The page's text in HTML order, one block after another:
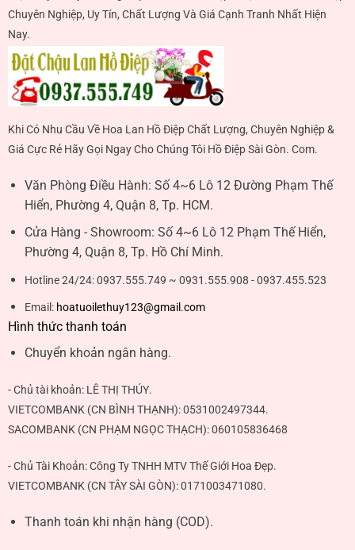
Chuyên Nghiệp, Uy Tín, Chất Lượng Và Giá Cạnh Tranh Nhất Hiện
Nay.
Khi Có Nhu Cầu Về Hoa Lan Hồ Điệp Chất Lượng, Chuyên Nghiệp &
Giá Cực Rẻ Hãy Gọi Ngay Cho Chúng Tôi Hồ Điệp Sài Gòn. Com.
Văn Phòng Điều Hành: Số 4~6 Lô 12 Đường Phạm Thế
Hiển, Phường 4, Quận 8, Tp. HCM.
Cửa Hàng - Showroom: Số 4~6 Lô 12 Phạm Thế Hiển,
Phường 4, Quận 8, Tp. Hồ Chí Minh.
Hotline 24/24:0937.555.749 ~ 0931.555.908 - 0937.455.523
Email: hoatuoilethuy123@gmail.com
Hình thức thanh toán
Chuyển khoản ngân hàng.
- Chủ tài khoản: LÊ THỊ THÚY.
VIETCOMBANK (CN BÌNH THẠNH):0531002497344.
SACOMBANK (CN PHẠM NGỌC THẠCH):060105836468
- Chủ Tài Khoản: Công Ty TNHH MTV Thế Giới Hoa Đẹp.
VIETCOMBANK (CN TÂY SÀI GÒN):0171003471080.
Thanh toán khi nhận hàng (COD).